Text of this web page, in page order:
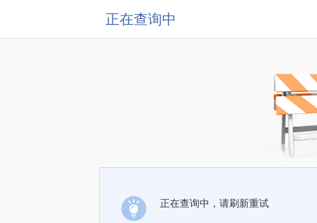
正在查询中
正在查询中，请刷新重试